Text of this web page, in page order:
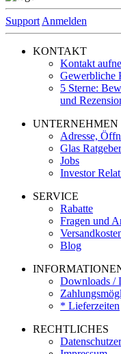
Support Anmelden
KONTAKT
Kontakt
Gewerbliche
5 Sterne:
und
UNTERNEHMEN
Adresse,
Glas Ratgeber
Jobs
Investor
SERVICE
Rabatte
Fragen und
Blog
Downloads /
* Lieferzeiten
RECHTLICHES